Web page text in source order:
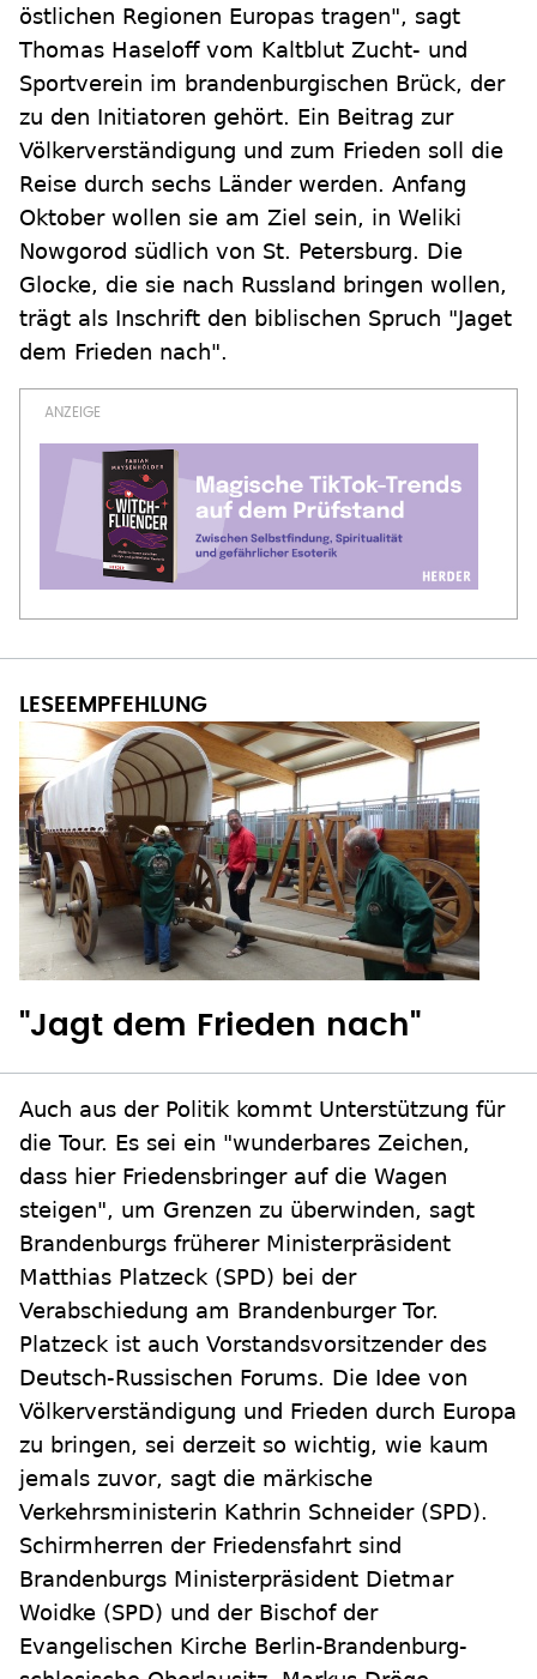
östlichen Regionen Europas tragen", sagt
Thomas Haseloff vom Kaltblut Zucht- und
Sportverein im brandenburgischen Brück, der
zu den Initiatoren gehört. Ein Beitrag zur
Völkerverständigung und zum Frieden soll die
Reise durch sechs Länder werden. Anfang
Oktober wollen sie am Ziel sein, in Weliki
Nowgorod südlich von St. Petersburg. Die
Glocke, die sie nach Russland bringen wollen,
trägt als Inschrift den biblischen Spruch "Jaget
dem Frieden nach".
"Jagt dem Frieden nach"
Auch aus der Politik kommt Unterstützung für
die Tour. Es sei ein "wunderbares Zeichen,
dass hier Friedensbringer auf die Wagen
steigen", um Grenzen zu überwinden, sagt
Brandenburgs früherer Ministerpräsident
Matthias Platzeck (SPD) bei der
Verabschiedung am Brandenburger Tor.
Platzeck ist auch Vorstandsvorsitzender des
Deutsch-Russischen Forums. Die Idee von
Völkerverständigung und Frieden durch Europa
zu bringen, sei derzeit so wichtig, wie kaum
jemals zuvor, sagt die märkische
Verkehrsministerin Kathrin Schneider (SPD).
Schirmherren der Friedensfahrt sind
Brandenburgs Ministerpräsident Dietmar
Woidke (SPD) und der Bischof der
Evangelischen Kirche Berlin-Brandenburg-